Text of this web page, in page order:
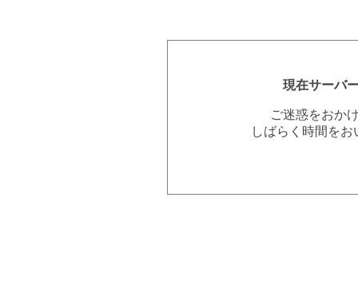
現在サーバ
ご迷惑をおか
しばらく時間を